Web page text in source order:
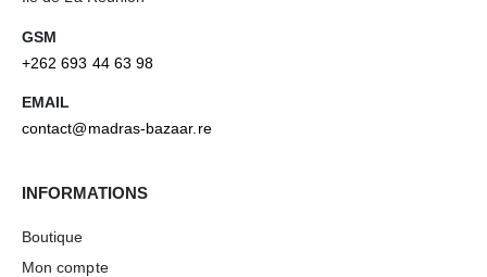
GSM
+262 693 44 63 98
EMAIL
contact@madras-bazaar.re
INFORMATIONS
Boutique
Mon compte